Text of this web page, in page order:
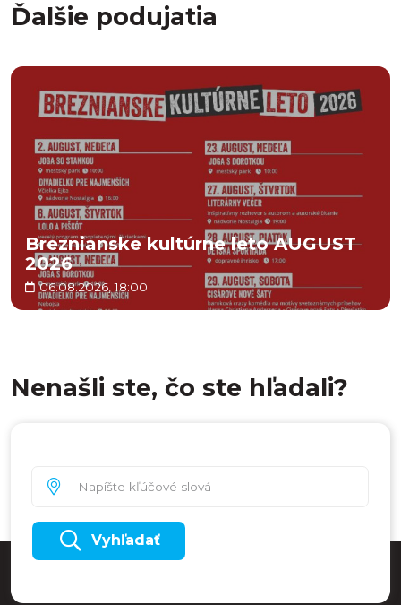
Ďalšie podujatia
Breznianske kultúrne leto AUGUST
2026
06.08.2026, 18:00
Nenašli ste, čo ste hľadali?
Vyhľadať